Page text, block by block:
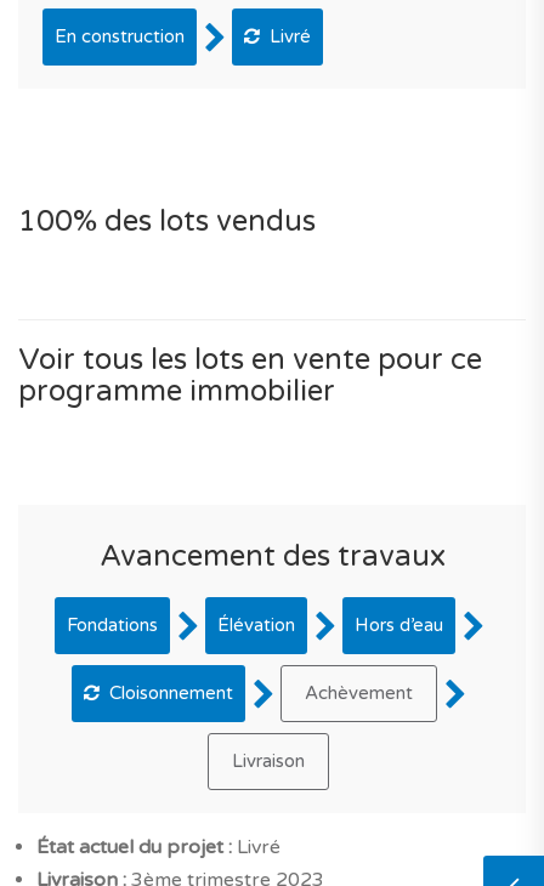
En construction Livré
100% des lots vendus
Voir tous les lots en vente pour ce
programme immobilier
Avancement des travaux
Fondations Élévation Hors d’eau
Cloisonnement Achèvement
Livraison
État actuel du projet : Livré
Livraison : 3ème trimestre 2023